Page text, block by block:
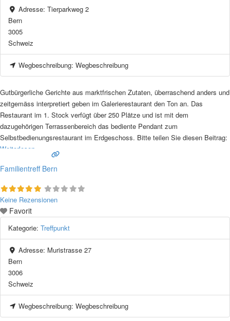
Adresse:Tierparkweg 2
Bern
3005
Schweiz
Wegbeschreibung:Wegbeschreibung
Gutbürgerliche Gerichte aus marktfrischen Zutaten, überraschend anders und
zeitgemäss interpretiert geben im Galerierestaurant den Ton an. Das
Restaurant im 1. Stock verfügt über 250 Plätze und ist mit dem
dazugehörigen Terrassenbereich das bediente Pendant zum
Selbstbedienungsrestaurant im Erdgeschoss. Bitte teilen Sie diesen Beitrag:
Weiterlesen …
Familientreff Bern
Keine Rezensionen
Favorit
Kategorie: Treffpunkt
Adresse: Muristrasse 27
Bern
3006
Schweiz
Wegbeschreibung:Wegbeschreibung